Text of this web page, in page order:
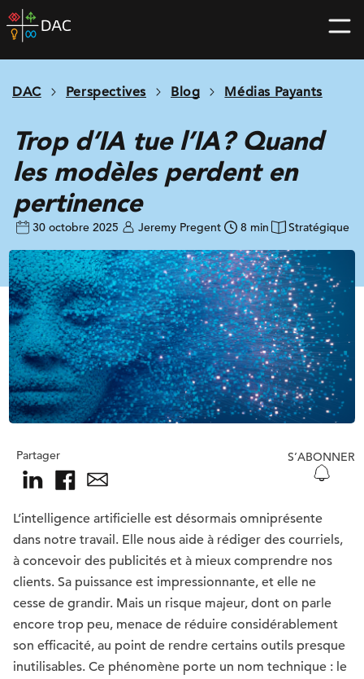
Skip
to
home
DAC Perspectives Blog Médias Payants
Trop d’IA tue l’IA? Quand
les modèles perdent en
pertinence
30 octobre 2025 Jeremy Pregent 8 min Stratégique
Partager S’ABONNER
L’intelligence artificielle est désormais omniprésente
dans notre travail. Elle nous aide à rédiger des courriels,
à concevoir des publicités et à mieux comprendre nos
clients. Sa puissance est impressionnante, et elle ne
cesse de grandir. Mais un risque majeur, dont on parle
encore trop peu, menace de réduire considérablement
son efficacité, au point de rendre certains outils presque
inutilisables. Ce phénomène porte un nom technique : le